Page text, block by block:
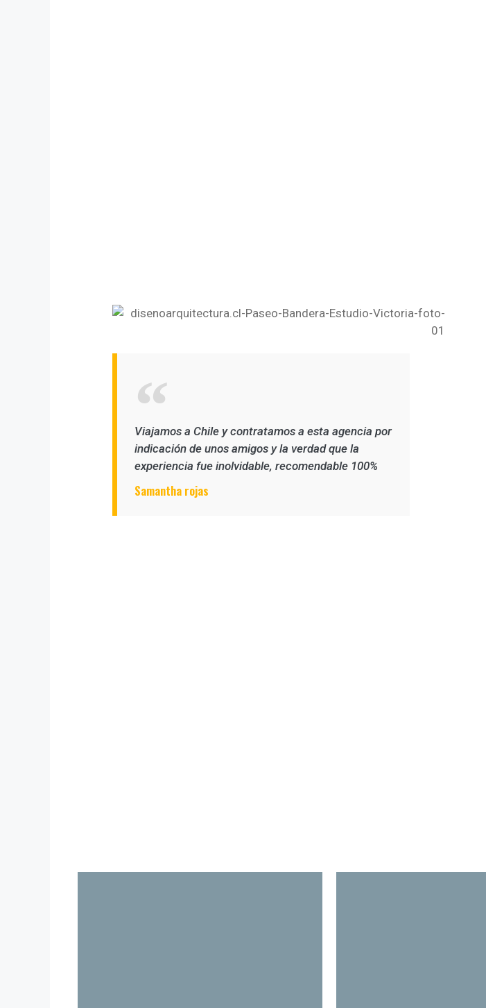
Viajamos a Chile y contratamos a esta agencia por
indicación de unos amigos y la verdad que la
experiencia fue inolvidable, recomendable 100%
Samantha rojas